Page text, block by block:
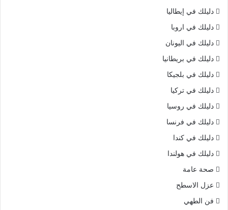
دليلك في إيطاليا
دليلك في اروبا
دليلك في اليونان
دليلك في بريطانيا
دليلك في بلجيكا
دليلك في تركيا
دليلك في روسيا
دليلك في فرنسا
دليلك في كندا
دليلك في هولندا
صحة عامة
عزل الاسطح
فن الطهي